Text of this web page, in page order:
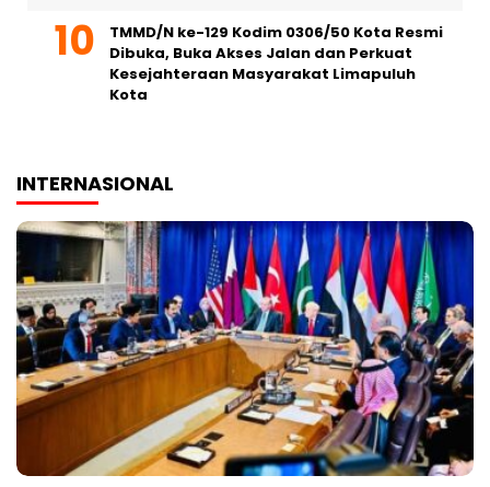
TMMD/N ke-129 Kodim 0306/50 Kota Resmi
Dibuka, Buka Akses Jalan dan Perkuat
Kesejahteraan Masyarakat Limapuluh
Kota
INTERNASIONAL